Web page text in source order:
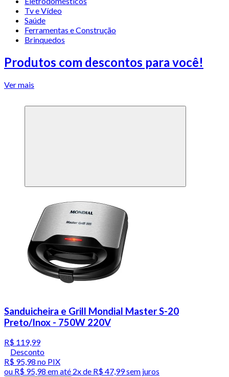
Tv e Vídeo
Saúde
Ferramentas e Construção
Brinquedos
Produtos com descontos para você!
Ver mais
Sanduicheira e Grill Mondial Master S-20
Preto/Inox - 750W 220V
R$ 119,99
Desconto
R$ 95,98 no PIX
ou R$ 95,98 em até 2x de R$ 47,99 sem juros